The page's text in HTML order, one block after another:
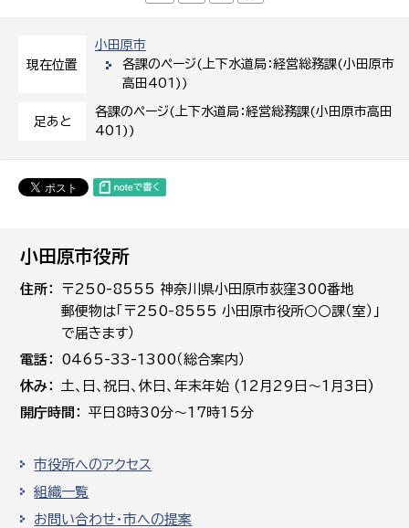
現在位置
小田原市
各課のページ(上下水道局：経営総務課(小田原市
高田401))
足あと
各課のページ(上下水道局：経営総務課(小田原市高田
401))
小田原市役所
住所
〒250-8555 神奈川県小田原市荻窪300番地
郵便物は「〒250-8555 小田原市役所○○課（室）」
で届きます）
電話
0465-33-1300（総合案内）
休み
土､日､祝日、休日、年末年始 (12月29日～1月3日)
開庁時間
平日8時30分～17時15分
市役所へのアクセス
組織一覧
お問い合わせ・市への提案